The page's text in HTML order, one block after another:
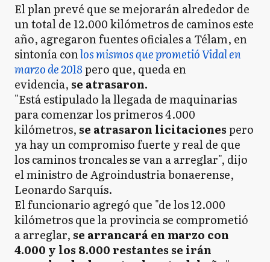
El plan prevé que se mejorarán alrededor de
un total de 12.000 kilómetros de caminos este
año, agregaron fuentes oficiales a Télam, en
sintonía conlos mismos que prometió Vidal en
marzo de 2018pero que, queda en
evidencia, se atrasaron.
"Está estipulado la llegada de maquinarias
para comenzar los primeros 4.000
kilómetros, se atrasaron licitacionespero
ya hay un compromiso fuerte y real de que
los caminos troncales se van a arreglar", dijo
el ministro de Agroindustria bonaerense,
Leonardo Sarquís.
El funcionario agregó que "de los 12.000
kilómetros que la provincia se comprometió
a arreglar, se arrancará en marzo con
4.000 y los 8.000 restantes se irán